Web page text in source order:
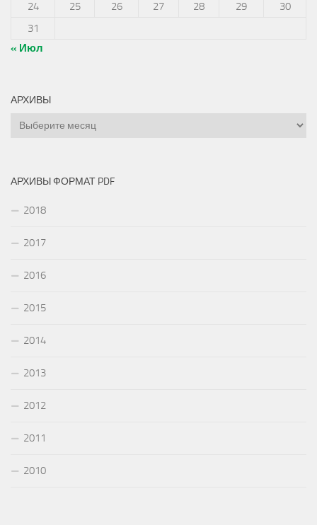
24
25 26 27 28 29
30
31
« Июл
АРХИВЫ
Архивы
АРХИВЫ ФОРМАТ PDF
2018
2017
2016
2015
2014
2013
2012
2011
2010